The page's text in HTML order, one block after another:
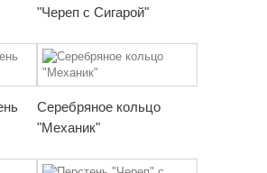
"Череп с Сигарой"
Серебряное кольцо
"Механик"